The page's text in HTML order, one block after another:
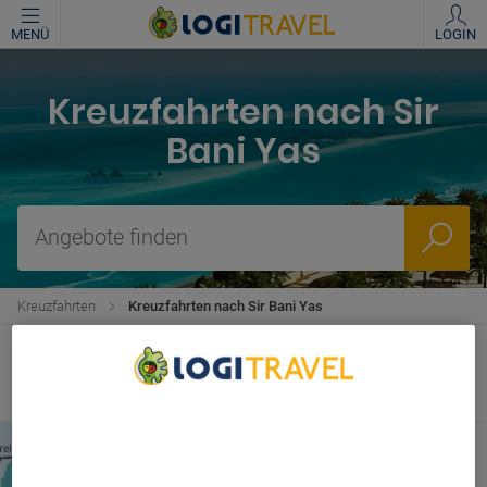
MENÜ LOGIN
Kreuzfahrten nach Sir
Bani Yas
Angebote finden
Kreuzfahrten nach Sir Bani Yas
Kreuzfahrten
Kreuzfahrten nach Sir Bani
Yas